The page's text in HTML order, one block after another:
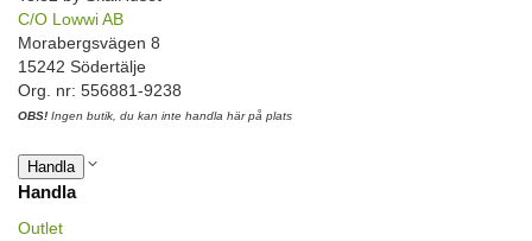
C/O Lowwi AB
Morabergsvägen 8
15242 Södertälje
Org. nr: 556881-9238
OBS! Ingen butik, du kan inte handla här på plats
Handla
Handla
Outlet